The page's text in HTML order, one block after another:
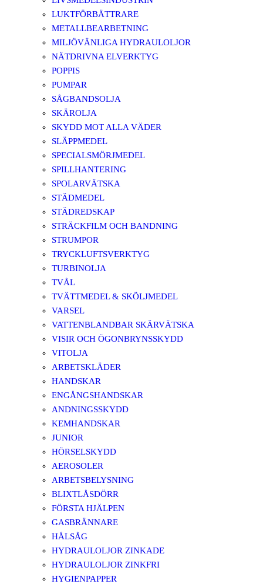
LUKTFÖRBÄTTRARE
METALLBEARBETNING
MILJÖVÄNLIGA HYDRAULOLJOR
NÄTDRIVNA ELVERKTYG
POPPIS
PUMPAR
SÅGBANDSOLJA
SKÄROLJA
SKYDD MOT ALLA VÄDER
SLÄPPMEDEL
SPECIALSMÖRJMEDEL
SPILLHANTERING
SPOLARVÄTSKA
STÄDMEDEL
STÄDREDSKAP
STRÄCKFILM OCH BANDNING
STRUMPOR
TRYCKLUFTSVERKTYG
TURBINOLJA
TVÅL
TVÄTTMEDEL & SKÖLJMEDEL
VARSEL
VATTENBLANDBAR SKÄRVÄTSKA
VISIR OCH ÖGONBRYNSSKYDD
VITOLJA
ARBETSKLÄDER
HANDSKAR
ENGÅNGSHANDSKAR
ANDNINGSSKYDD
KEMHANDSKAR
JUNIOR
HÖRSELSKYDD
AEROSOLER
ARBETSBELYSNING
BLIXTLÅSDÖRR
FÖRSTA HJÄLPEN
GASBRÄNNARE
HÅLSÅG
HYDRAULOLJOR ZINKADE
HYDRAULOLJOR ZINKFRI
HYGIENPAPPER